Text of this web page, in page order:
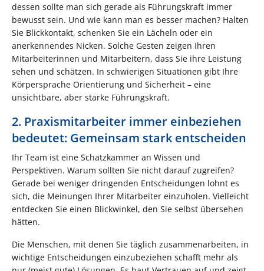
dessen sollte man sich gerade als Führungskraft immer
bewusst sein. Und wie kann man es besser machen? Halten
Sie Blickkontakt, schenken Sie ein Lächeln oder ein
anerkennendes Nicken. Solche Gesten zeigen Ihren
Mitarbeiterinnen und Mitarbeitern, dass Sie ihre Leistung
sehen und schätzen. In schwierigen Situationen gibt Ihre
Körpersprache Orientierung und Sicherheit – eine
unsichtbare, aber starke Führungskraft.
2. Praxismitarbeiter immer einbeziehen
bedeutet: Gemeinsam stark entscheiden
Ihr Team ist eine Schatzkammer an Wissen und
Perspektiven. Warum sollten Sie nicht darauf zugreifen?
Gerade bei weniger dringenden Entscheidungen lohnt es
sich, die Meinungen Ihrer Mitarbeiter einzuholen. Vielleicht
entdecken Sie einen Blickwinkel, den Sie selbst übersehen
hätten.
Die Menschen, mit denen Sie täglich zusammenarbeiten, in
wichtige Entscheidungen einzubeziehen schafft mehr als